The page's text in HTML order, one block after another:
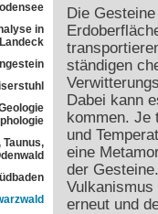
in
Die
ständigen
Dabei kann
kommen. Je
und
eine
der
erneut und